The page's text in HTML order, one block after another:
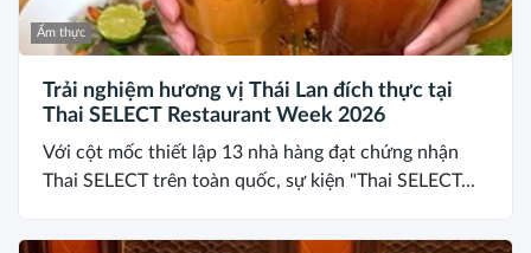
Ẩm thực
Trải nghiệm hương vị Thái Lan đích thực tại
Thai SELECT Restaurant Week 2026
Với cột mốc thiết lập 13 nhà hàng đạt chứng nhận
Thai SELECT trên toàn quốc, sự kiện "Thai SELECT...